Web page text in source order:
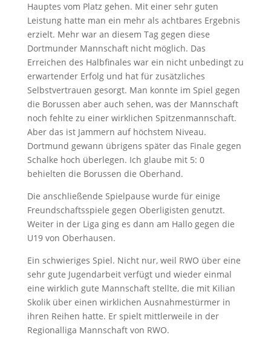
Hauptes vom Platz gehen. Mit einer sehr guten
Leistung hatte man ein mehr als achtbares Ergebnis
erzielt. Mehr war an diesem Tag gegen diese
Dortmunder Mannschaft nicht möglich. Das
Erreichen des Halbfinales war ein nicht unbedingt zu
erwartender Erfolg und hat für zusätzliches
Selbstvertrauen gesorgt. Man konnte im Spiel gegen
die Borussen aber auch sehen, was der Mannschaft
noch fehlte zu einer wirklichen Spitzenmannschaft.
Aber das ist Jammern auf höchstem Niveau.
Dortmund gewann übrigens später das Finale gegen
Schalke hoch überlegen. Ich glaube mit 5: 0
behielten die Borussen die Oberhand.
Die anschließende Spielpause wurde für einige
Freundschaftsspiele gegen Oberligisten genutzt.
Weiter in der Liga ging es dann am Hallo gegen die
U19 von Oberhausen.
Ein schwieriges Spiel. Nicht nur, weil RWO über eine
sehr gute Jugendarbeit verfügt und wieder einmal
eine wirklich gute Mannschaft stellte, die mit Kilian
Skolik über einen wirklichen Ausnahmestürmer in
ihren Reihen hatte. Er spielt mittlerweile in der
Regionalliga Mannschaft von RWO.